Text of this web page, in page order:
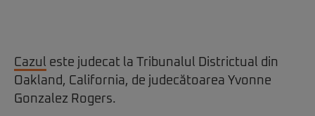
Cazul este judecat la Tribunalul Districtual din
Oakland, California, de judecătoarea Yvonne
Gonzalez Rogers.